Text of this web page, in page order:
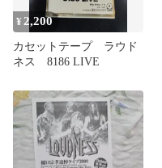
¥2,200
カセットテープ ラウド
ネス 8186 LIVE